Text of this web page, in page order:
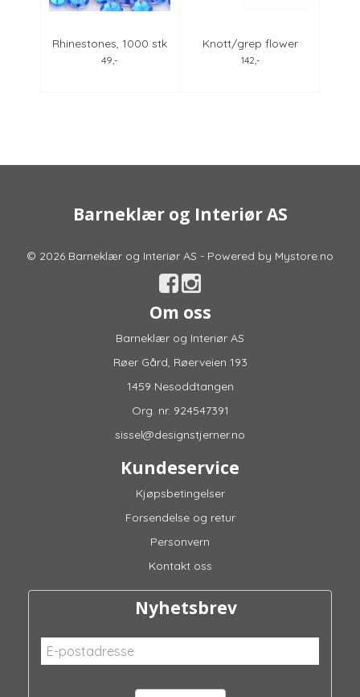
Rhinestones, 1000 stk
sapphire 4mm
49,-
Knott/grep flower
Anne Black
142,-
Barneklær og Interiør AS
© 2026 Barneklær og Interiør AS - Powered by Mystore.no
Om oss
Barneklær og Interiør AS
Røer Gård, Røerveien 193
1459 Nesoddtangen
Org. nr. 924547391
sissel@designstjerner.no
Kundeservice
Kjøpsbetingelser
Forsendelse og retur
Personvern
Kontakt oss
Nyhetsbrev